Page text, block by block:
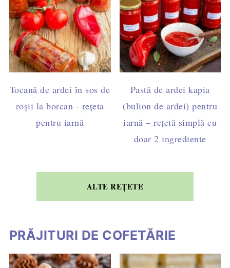
Tocană de ardei în sos de
roșii la borcan - rețeta
pentru iarnă
Pastă de ardei kapia
(bulion de ardei) pentru
iarnă – rețetă simplă cu
doar 2 ingrediente
ALTE REȚETE
PRĂJITURI DE COFETĂRIE